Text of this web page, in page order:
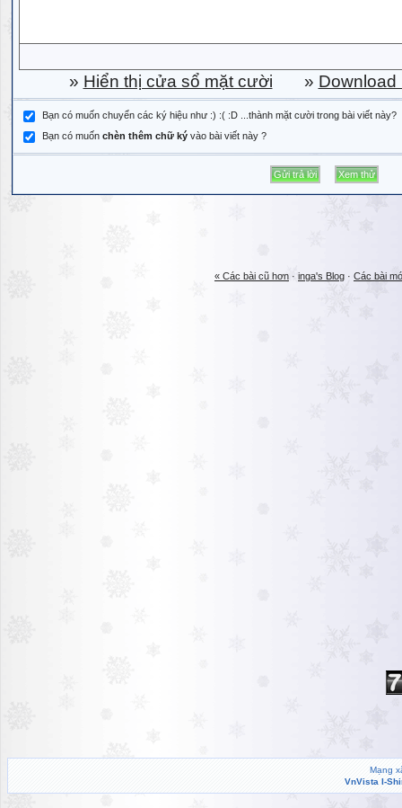
» Hiển thị cửa sổ mặt cười » Download
Bạn có muốn chuyển các ký hiệu như :) :( :D ...thành mặt cười trong bài viết này?
Bạn có muốn chèn thêm chữ ký vào bài viết này ?
« Các bài cũ hơn · inga's Blog · Các bài
Mạng
VnVista I-